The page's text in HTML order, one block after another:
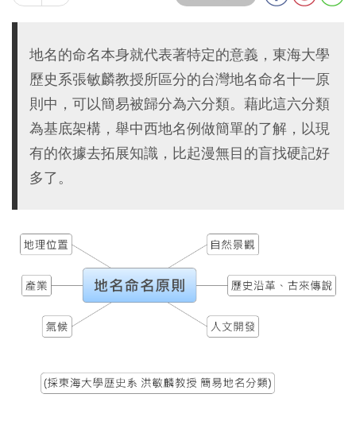
地名的命名本身就代表著特定的意義，東海大學
歷史系張敏麟教授所區分的台灣地名命名十一原
則中，可以簡易被歸分為六分類。藉此這六分類
為基底架構，舉中西地名例做簡單的了解，以現
有的依據去拓展知識，比起漫無目的盲找硬記好
多了。